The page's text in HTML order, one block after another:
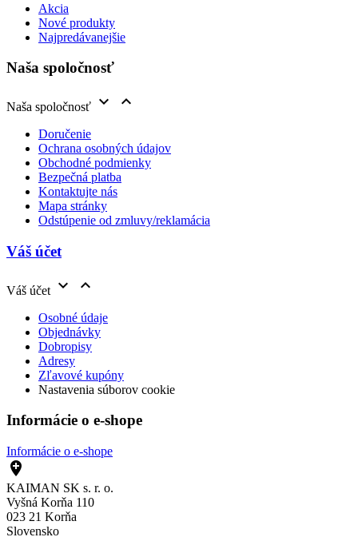
Akcia
Nové produkty
Najpredávanejšie
Naša spoločnosť
Naša spoločnosť  
Doručenie
Ochrana osobných údajov
Obchodné podmienky
Bezpečná platba
Kontaktujte nás
Mapa stránky
Odstúpenie od zmluvy/reklamácia
Váš účet
Váš účet  
Osobné údaje
Objednávky
Dobropisy
Adresy
Zľavové kupóny
Nastavenia súborov cookie
Informácie o e-shope
Informácie o e-shope

KAIMAN SK s. r. o.
Vyšná Korňa 110
023 21 Korňa
Slovensko